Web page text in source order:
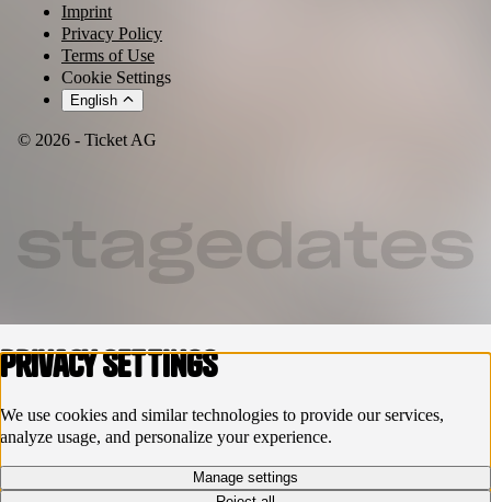
© 2026 - Ticket AG
Imprint
Privacy Policy
Terms of Use
Cookie Settings
English
Privacy settings
We use cookies and similar technologies to provide our services,
analyze usage, and personalize your experience.
Manage settings